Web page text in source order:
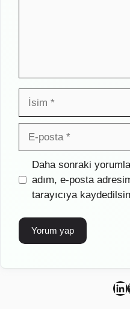
İsim
posta
İnternet
sitesi
Daha sonraki
adım, e-posta
tarayıcıya
Can